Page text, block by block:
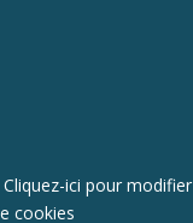
Cliquez-ici pour modifier
cookies